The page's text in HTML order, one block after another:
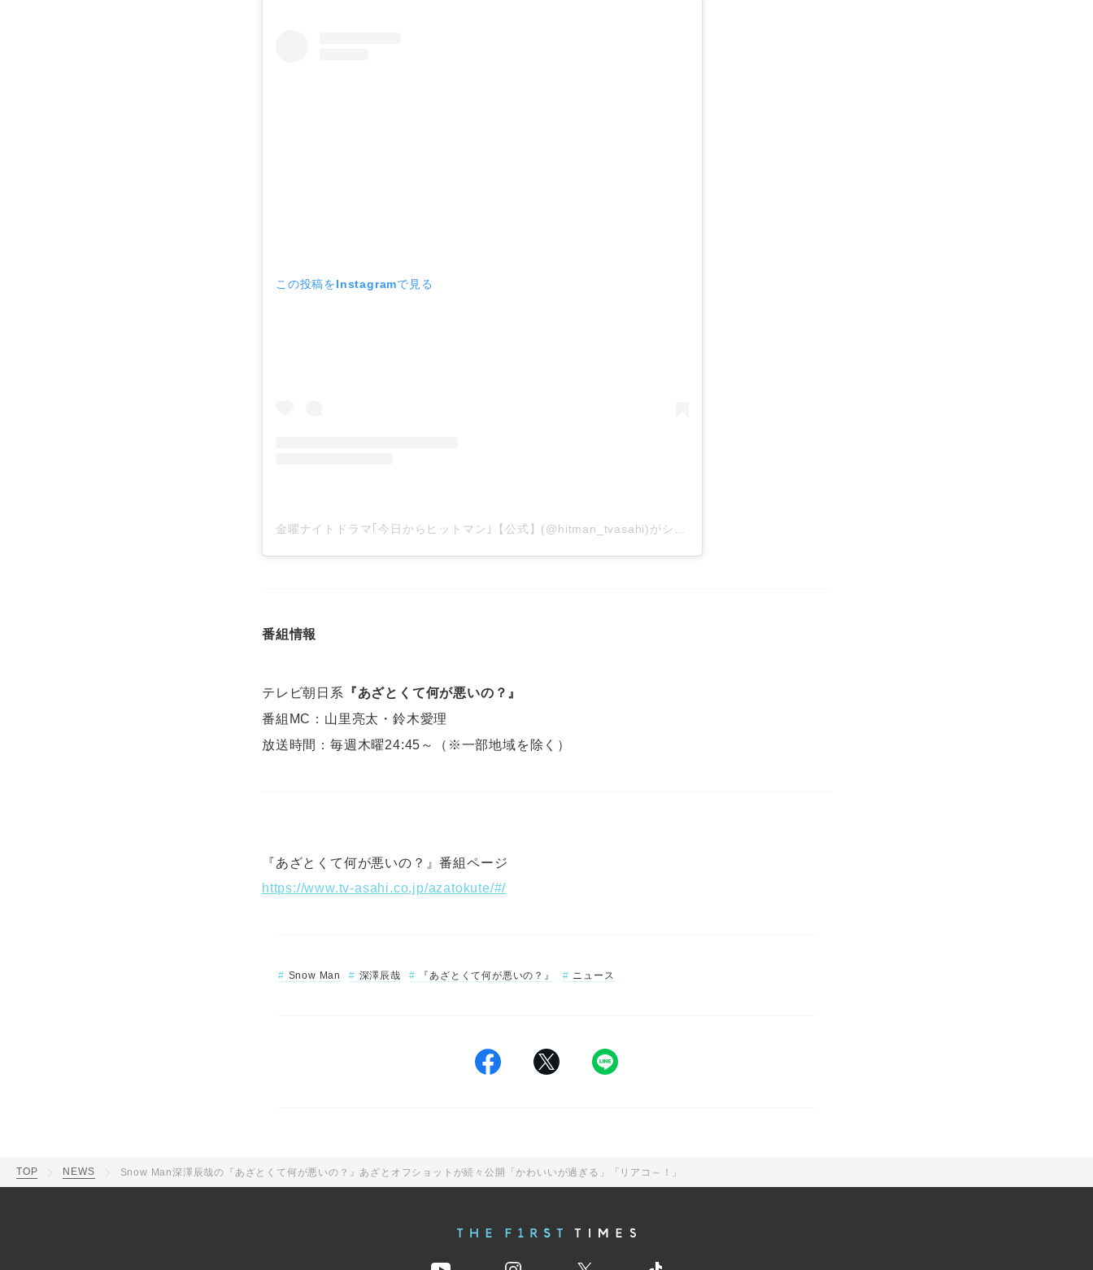
この投稿をInstagramで見る
番組情報
テレビ朝日系
『あざとくて何が悪いの？』
番組MC：山里亮太・鈴木愛理
放送時間：毎週木曜24:45～（※一部地域を除く）
『あざとくて何が悪いの？』番組ページ
https://www.tv-asahi.co.jp/azatokute/#/
Snow Man 深澤辰哉 『あざとくて何が悪いの？』 ニュース
TOP NEWS Snow Man深澤辰哉の『あざとくて何が悪いの？』あざとオフショットが続々公開「かわいいが過ぎる」「リアコ～！」